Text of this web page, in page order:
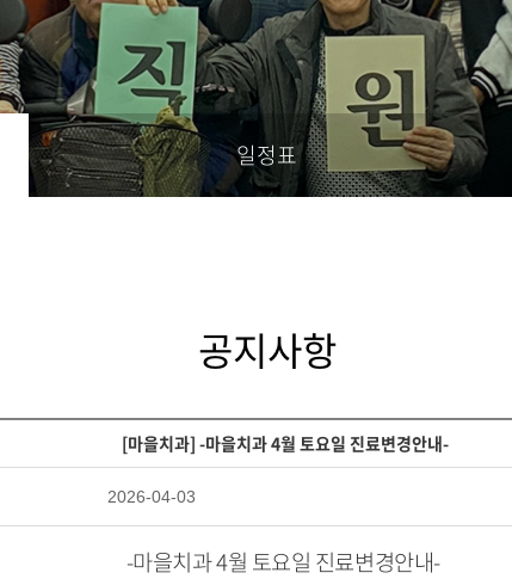
일정표
공지사항
[마을치과] -마을치과 4월 토요일 진료변경안내-
2026-04-03
-마을치과 4월 토요일 진료변경안내-